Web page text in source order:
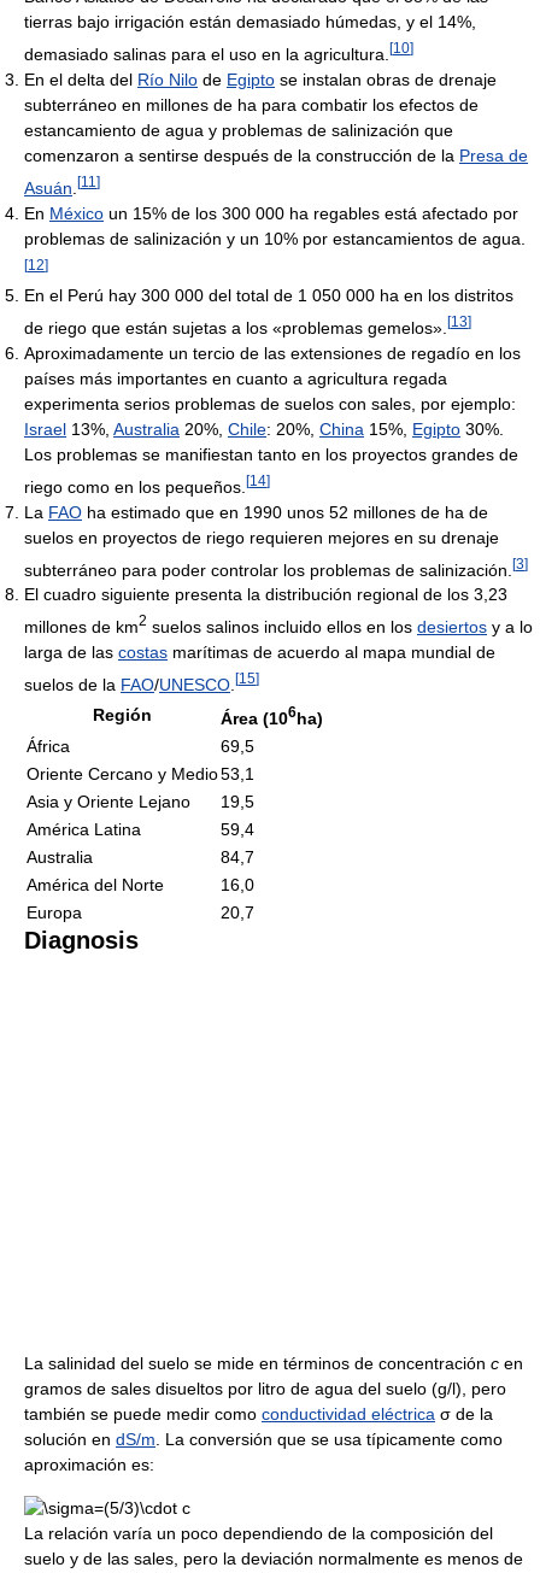
tierras bajo irrigación están demasiado húmedas, y el 14%,
demasiado salinas para el uso en la agricultura. [10]
En el delta del Río Nilo de Egipto se instalan obras de drenaje
subterráneo en millones de ha para combatir los efectos de
estancamiento de agua y problemas de salinización que
comenzaron a sentirse después de la construcción de la Presa de
Asuán [11 ]
En México un 15% de los 300 000 ha regables está afectado por
problemas de salinización y un 10% por estancamientos de agua.
[12]
En el Perú hay 300 000 del total de 1 050 000 ha en los distritos
de riego que están sujetas a los «problemas gemelos». [13]
Aproximadamente un tercio de las extensiones de regadío en los
países más importantes en cuanto a agricultura regada
experimenta serios problemas de suelos con sales, por ejemplo:
Israel 13%, Australia 20%, Chile: 20%, China 15%, Egipto 30%.
Los problemas se manifiestan tanto en los proyectos grandes de
riego como en los pequeños. [14]
La FAO ha estimado que en 1990 unos 52 millones de ha de
suelos en proyectos de riego requieren mejores en su drenaje
subterráneo para poder controlar los problemas de salinización. [3]
El cuadro siguiente presenta la distribución regional de los 3,23
millones de km2 suelos salinos incluido ellos en los desiertos y a lo
larga de las costas marítimas de acuerdo al mapa mundial de
suelos de la FAO/UNESCO [15]
Región Área (106ha)
África
69,5
Oriente Cercano y Medio53,1
Asia y Oriente Lejano
19,5
América Latina
59,4
Australia
84,7
América del Norte
16,0
Europa
20,7
Diagnosis
La salinidad del suelo se mide en términos de concentración c en
gramos de sales disueltos por litro de agua del suelo (g/l), pero
también se puede medir como conductividad eléctrica σ de la
solución en dS/m. La conversión que se usa típicamente como
aproximación es:
La relación varía un poco dependiendo de la composición del
suelo y de las sales, pero la deviación normalmente es menos de